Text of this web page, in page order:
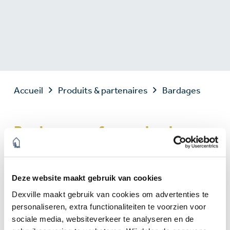
Deze website maakt gebruik van cookies
Dexville maakt gebruik van cookies om advertenties te
personaliseren, extra functionaliteiten te voorzien voor
sociale media, websiteverkeer te analyseren en de
Accueil Produits & partenaires Bardages
Bardages performants et
esthétiques pour protéger et
isoler vos façades
Les bardages sont essentiels pour la protection,
l’esthétique et l’isolation extérieure des
bâtiments. Ils existent en plusieurs matériaux,